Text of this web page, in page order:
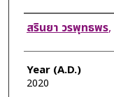
Author
สรินยา วรพุทธพร,
Year (A.D.)
2020